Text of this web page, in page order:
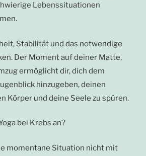
Lebenssituationen
Stabilität und das notwendige
Der Moment auf deiner Matte,
ermöglicht dir, dich dem
hinzugeben, deinen
Körper und deine Seele zu spüren.
bei Krebs an?
momentane Situation nicht mit